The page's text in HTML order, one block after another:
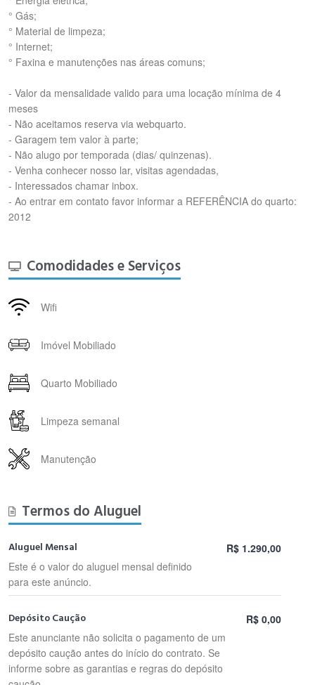
° Gás;
° Material de limpeza;
° Internet;
° Faxina e manutenções nas áreas comuns;
- Valor da mensalidade valido para uma locação mínima de 4
meses
- Não aceitamos reserva via webquarto.
- Garagem tem valor à parte;
- Não alugo por temporada (dias/ quinzenas).
- Venha conhecer nosso lar, visitas agendadas,
- Interessados chamar inbox.
- Ao entrar em contato favor informar a REFERÊNCIA do quarto:
2012
Comodidades e Serviços
Wifi
Imóvel Mobiliado
Quarto Mobiliado
Limpeza semanal
Manutenção
Termos do Aluguel
Aluguel Mensal
Este é o valor do aluguel mensal definido
para este anúncio.
R$ 1.290,00
Depósito Caução
Este anunciante não solicita o pagamento de um
depósito caução antes do início do contrato. Se
informe sobre as garantias e regras do depósito
R$ 0,00